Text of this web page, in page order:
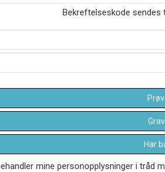
Bekreftelseskode sendes
Har
mine personopplysninger i tråd